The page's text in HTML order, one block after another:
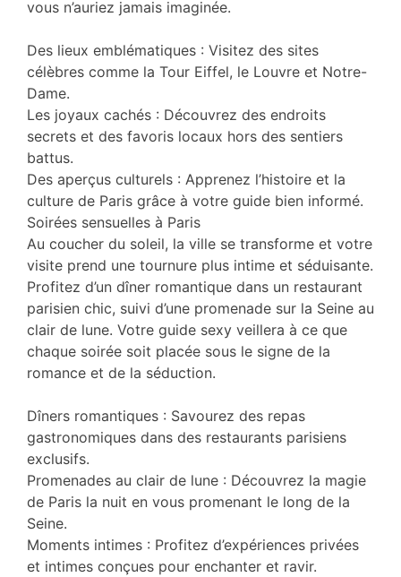
vous n’auriez jamais imaginée.
Des lieux emblématiques : Visitez des sites
célèbres comme la Tour Eiffel, le Louvre et Notre-
Dame.
Les joyaux cachés : Découvrez des endroits
secrets et des favoris locaux hors des sentiers
battus.
Des aperçus culturels : Apprenez l’histoire et la
culture de Paris grâce à votre guide bien informé.
Soirées sensuelles à Paris
Au coucher du soleil, la ville se transforme et votre
visite prend une tournure plus intime et séduisante.
Profitez d’un dîner romantique dans un restaurant
parisien chic, suivi d’une promenade sur la Seine au
clair de lune. Votre guide sexy veillera à ce que
chaque soirée soit placée sous le signe de la
romance et de la séduction.
Dîners romantiques : Savourez des repas
gastronomiques dans des restaurants parisiens
exclusifs.
Promenades au clair de lune : Découvrez la magie
de Paris la nuit en vous promenant le long de la
Seine.
Moments intimes : Profitez d’expériences privées
et intimes conçues pour enchanter et ravir.